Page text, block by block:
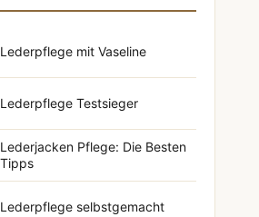
Lederpflege mit Vaseline
Lederpflege Testsieger
Lederjacken Pflege: Die Besten
Tipps
Lederpflege selbstgemacht